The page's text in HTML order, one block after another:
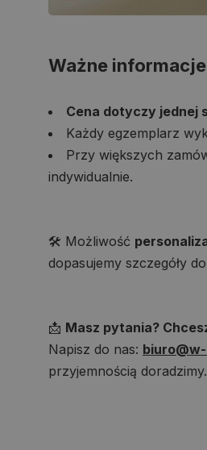
Ważne
Cena dotyczy jednej
Każdy egzemplarz
Przy większych
indywidualnie.
🛠️ Możliwość
dopasujemy szczegóły
📩 Masz pytania?
Napisz do nas:
przyjemnością doradzimy.